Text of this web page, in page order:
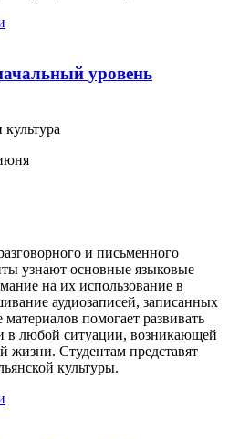
уровень
и письменного
узнают основные языковые
на их использование в
аудиозаписей, записанных
помогает развивать
любой ситуации, возникающей
жизни. Студентам представят
культуры.